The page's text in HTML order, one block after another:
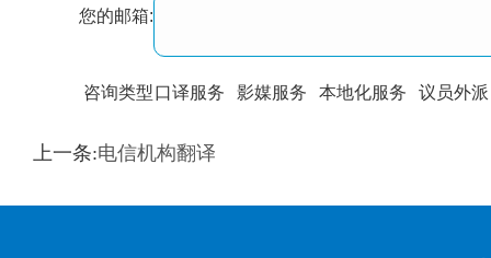
您的邮箱:
咨询类型口译服务 影媒服务 本地化服务 议员外派
训翻译
上一条:电信机构翻译